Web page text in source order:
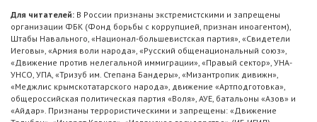
Для читателей: В России признаны экстремистскими и запрещены
организации ФБК (Фонд борьбы с коррупцией, признан иноагентом),
Штабы Навального, «Национал-большевистская партия», «Свидетели
Иеговы», «Армия воли народа», «Русский общенациональный союз»,
«Движение против нелегальной иммиграции», «Правый сектор», УНА-
УНСО, УПА, «Тризуб им. Степана Бандеры», «Мизантропик дивижн»,
«Меджлис крымскотатарского народа», движение «Артподготовка»,
общероссийская политическая партия «Воля», АУЕ, батальоны «Азов» и
«Айдар». Признаны террористическими и запрещены: «Движение